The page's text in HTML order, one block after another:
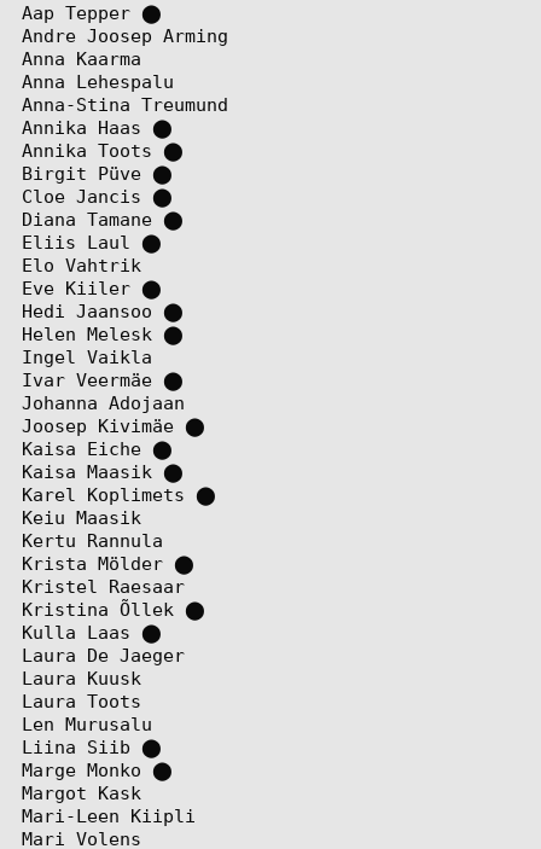
Aap Tepper ⬤
Andre Joosep Arming
Anna Kaarma
Anna Lehespalu
Anna-Stina Treumund
Annika Haas
⬤
Annika Toots
⬤
Birgit Püve ⬤
Cloe Jancis
⬤
Diana Tamane ⬤
Eliis Laul
⬤
Elo Vahtrik
Eve Kiiler ⬤
Hedi Jaansoo
⬤
Helen Melesk
⬤
Ingel Vaikla
Ivar Veermäe ⬤
Johanna Adojaan
Joosep Kivimäe ⬤
Kaisa Eiche ⬤
Kaisa Maasik
⬤
Karel Koplimets
⬤
Keiu Maasik
Kertu Rannula
Krista Mölder ⬤
Kristel Raesaar
Kristina Õllek
⬤
Kulla Laas
⬤
Laura De Jaeger
Laura Kuusk
Laura Toots
Len Murusalu
Liina Siib
⬤
Marge Monko
⬤
Margot Kask
Mari-Leen Kiipli
Mari Volens